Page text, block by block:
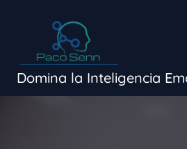
Domina la Inteligencia